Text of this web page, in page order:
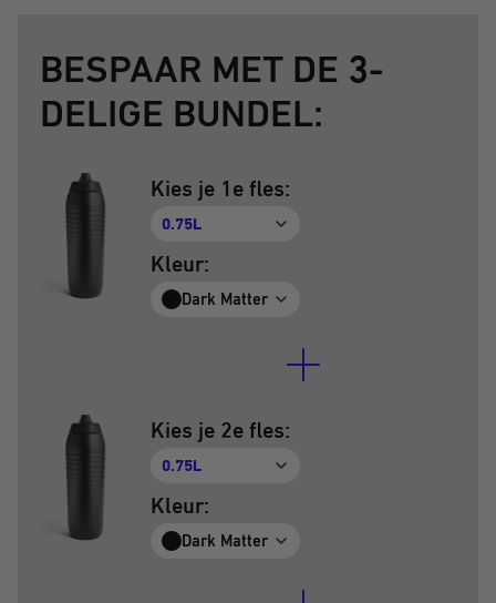
BESPAAR MET DE 3-
DELIGE BUNDEL:
Kies je 1e fles:
0.75L
Kleur:
Dark Matter
Kies je 2e fles:
0.75L
Kleur:
Dark Matter